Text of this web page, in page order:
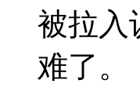
被拉入
难了。